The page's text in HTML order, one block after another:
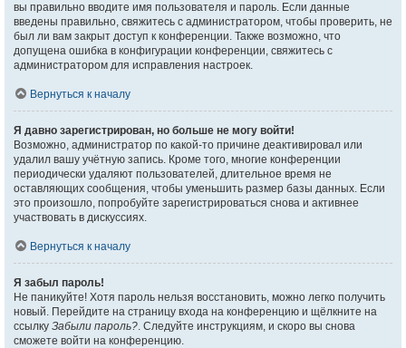
вы правильно вводите имя пользователя и пароль. Если данные
введены правильно, свяжитесь с администратором, чтобы проверить, не
был ли вам закрыт доступ к конференции. Также возможно, что
допущена ошибка в конфигурации конференции, свяжитесь с
администратором для исправления настроек.
Вернуться к началу
Я давно зарегистрирован, но больше не могу войти!
Возможно, администратор по какой-то причине деактивировал или
удалил вашу учётную запись. Кроме того, многие конференции
периодически удаляют пользователей, длительное время не
оставляющих сообщения, чтобы уменьшить размер базы данных. Если
это произошло, попробуйте зарегистрироваться снова и активнее
участвовать в дискуссиях.
Вернуться к началу
Я забыл пароль!
Не паникуйте! Хотя пароль нельзя восстановить, можно легко получить
новый. Перейдите на страницу входа на конференцию и щёлкните на
ссылку Забыли пароль?. Следуйте инструкциям, и скоро вы снова
сможете войти на конференцию.